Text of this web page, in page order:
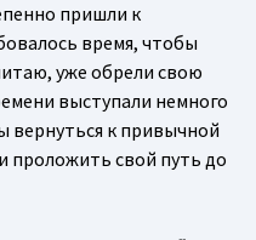
пришли к
время, чтобы
уже обрели свою
выступали немного
вернуться к привычной
проложить свой путь до